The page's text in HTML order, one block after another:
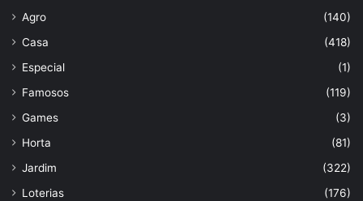
Agro
(140)
Casa
(418)
Especial
(1)
Famosos
(119)
Games
(3)
Horta
(81)
Jardim
(322)
Loterias
(176)